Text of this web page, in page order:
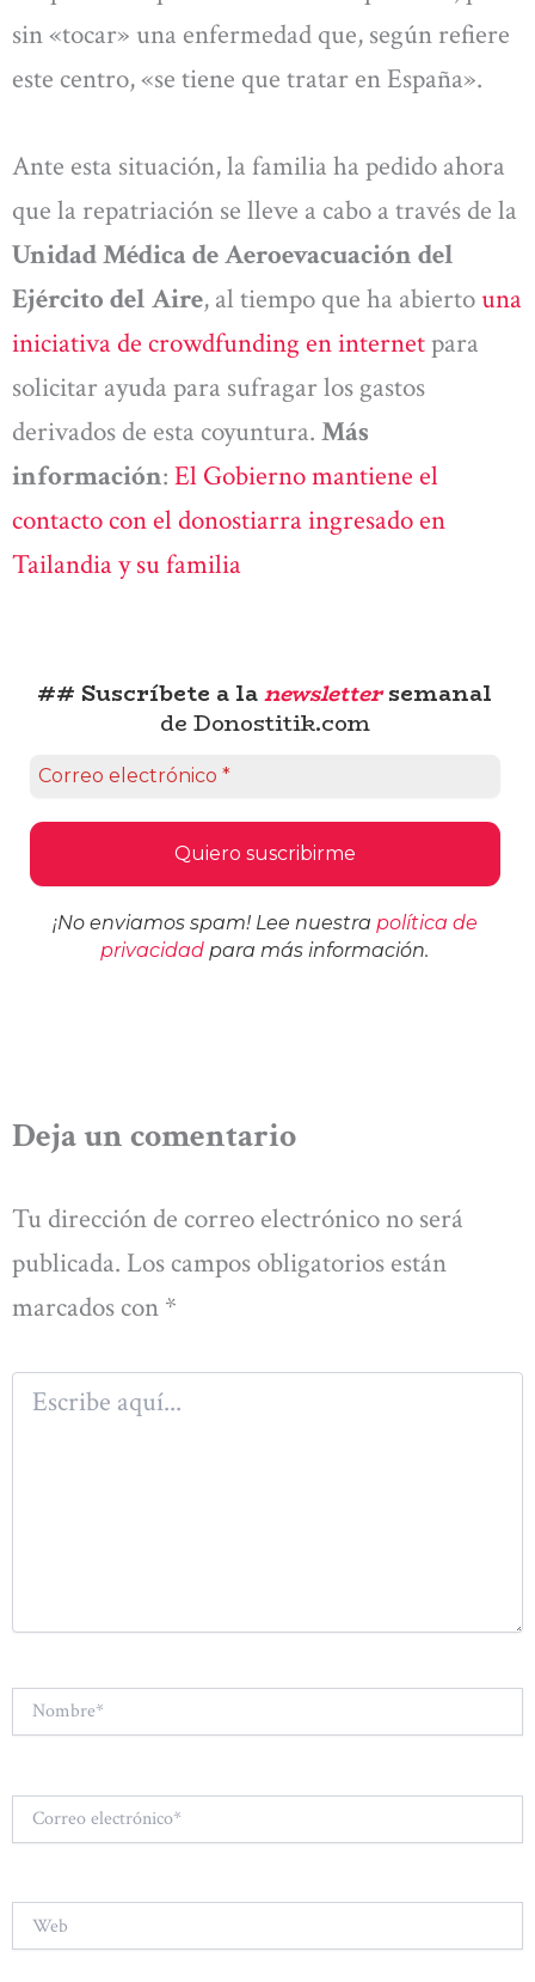
sin «tocar» una enfermedad que, según refiere
este centro, «se tiene que tratar en España».
Ante esta situación, la familia ha pedido ahora
que la repatriación se lleve a cabo a través de la
Unidad Médica de Aeroevacuación del
Ejército del Aire, al tiempo que ha abiertouna
iniciativa de crowdfunding en internetpara
solicitar ayuda para sufragar los gastos
derivados de esta coyuntura. Más
información: El Gobierno mantiene el
contacto con el donostiarra ingresado en
Tailandia y su familia
## Suscríbete a lanewslettersemanal
de Donostitik.com
¡No enviamos spam! Lee nuestra política de
privacidad para más información.
Deja un comentario
Tu dirección de correo electrónico no será
publicada. Los campos obligatorios están
marcados con *
Escribe
aquí...
Nombre*
electrónico*